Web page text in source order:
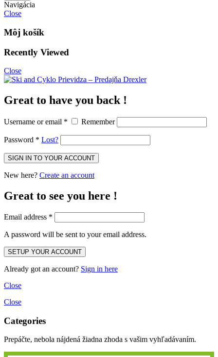
Navigácia
Close
Môj košík
Recently Viewed
Close
Great to have you back !
Username or email * Remember
Password * Lost?
New here? Create an account
Great to see you here !
Email address *
A password will be sent to your email address.
Already got an account? Sign in here
Close
Close
Categories
Prepáčte, nebola nájdená žiadna zhoda s vašim vyhľadávaním.